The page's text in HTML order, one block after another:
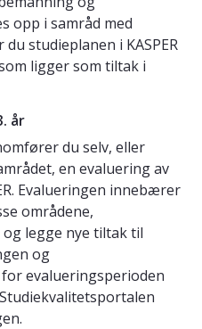
opp i samråd med
studieplanen i KASPER
ligger som tiltak i
år
du selv, eller
en evaluering av
Evalueringen innebærer
områdene,
legge nye tiltak til
og
evalueringsperioden